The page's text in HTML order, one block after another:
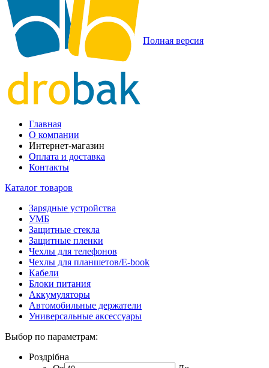
Полная версия
Главная
О компании
Интернет-магазин
Оплата и доставка
Контакты
Каталог товаров
Зарядные устройства
УМБ
Защитные стекла
Защитные пленки
Чехлы для телефонов
Чехлы для планшетов/E-book
Кабели
Блоки питания
Аккумуляторы
Автомобильные держатели
Универсальные аксессуары
Выбор по параметрам:
Роздрібна